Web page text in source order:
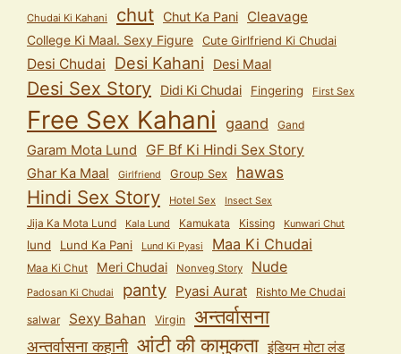
Chudai Ki Kahani chut Chut Ka Pani Cleavage
College Ki Maal. Sexy Figure Cute Girlfriend Ki Chudai
Desi Chudai Desi Kahani Desi Maal
Desi Sex Story Didi Ki Chudai Fingering First Sex
Free Sex Kahani gaand Gand
Garam Mota Lund GF Bf Ki Hindi Sex Story
Ghar Ka Maal Girlfriend Group Sex hawas
Hindi Sex Story Hotel Sex Insect Sex
Jija Ka Mota Lund Kala Lund Kamukata Kissing Kunwari Chut
lund Lund Ka Pani Lund Ki Pyasi Maa Ki Chudai
Maa Ki Chut Meri Chudai Nonveg Story Nude
Padosan Ki Chudai panty Pyasi Aurat Rishto Me Chudai
salwar Sexy Bahan Virgin अन्तर्वासना
अन्तर्वासना कहानी आंटी की कामुकता इंडियन मोटा लंड